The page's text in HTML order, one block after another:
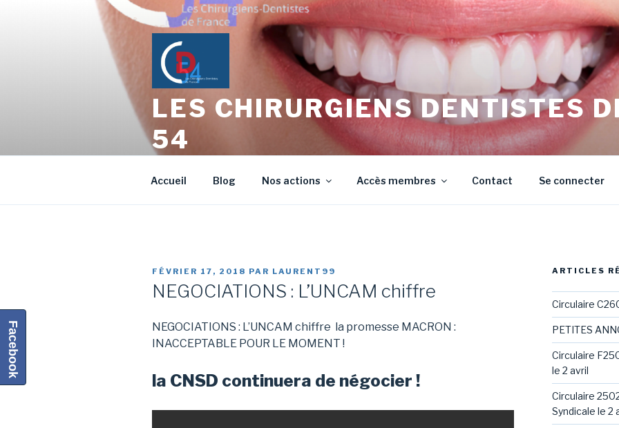
LES CHIRURGIENS DENTISTES
54
Accueil Blog Nos actions Accès membres Contact Se connecter
PUBLIÉ
FÉVRIER 17, 2018 PAR LAURENT99
NEGOCIATIONS : L’UNCAM chiffre
NEGOCIATIONS : L’UNCAM chiffre la promesse MACRON :
INACCEPTABLE POUR LE MOMENT !
la CNSD continuera de négocier !
ARTICLES
Circulaire
PETITES
Circulaire
le 2 avril
Circulaire
Syndicale le 2
Facebook